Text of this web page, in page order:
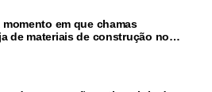
em que chamas
de materiais de construção no